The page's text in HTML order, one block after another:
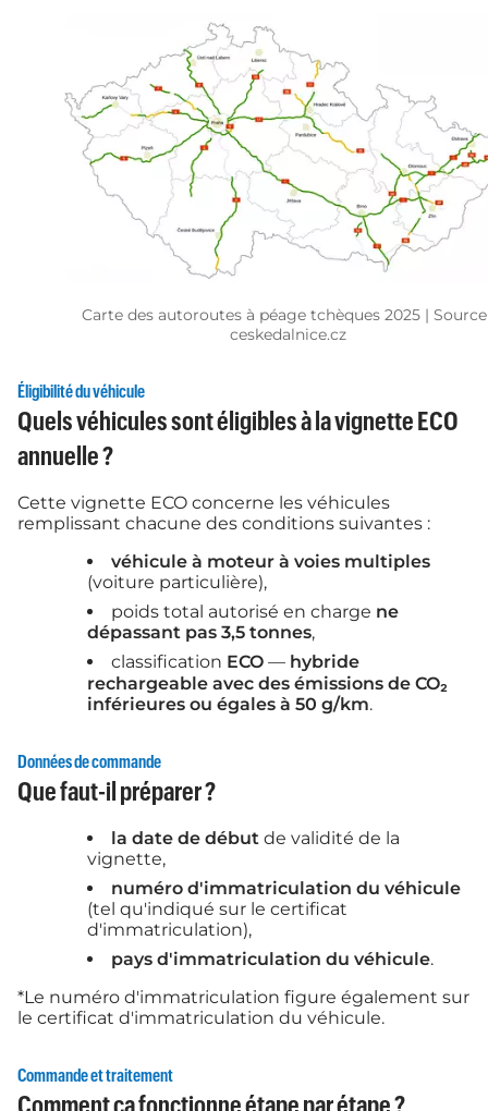
Carte des autoroutes à péage tchèques 2025 | Source
ceskedalnice.cz
Éligibilité du véhicule
Quels véhicules sont éligibles à la vignette ECO
annuelle ?
Cette vignette ECO concerne les véhicules
remplissant chacune des conditions suivantes :
véhicule à moteur à voies multiples
(voiture particulière),
poids total autorisé en charge ne
dépassant pas 3,5 tonnes,
classification ECO — hybride
rechargeable avec des émissions de CO₂
inférieures ou égales à 50 g/km.
Données de commande
Que faut-il préparer ?
la date de début de validité de la
vignette,
numéro d'immatriculation du véhicule
(tel qu'indiqué sur le certificat
d'immatriculation),
pays d'immatriculation du véhicule.
*Le numéro d'immatriculation figure également sur
le certificat d'immatriculation du véhicule.
Commande et traitement